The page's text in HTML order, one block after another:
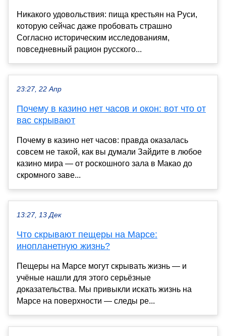
Никакого удовольствия: пища крестьян на Руси,
которую сейчас даже пробовать страшно
Согласно историческим исследованиям,
повседневный рацион русского...
23:27, 22 Апр
Почему в казино нет часов и окон: вот что от
вас скрывают
Почему в казино нет часов: правда оказалась
совсем не такой, как вы думали Зайдите в любое
казино мира — от роскошного зала в Макао до
скромного заве...
13:27, 13 Дек
Что скрывают пещеры на Марсе:
инопланетную жизнь?
Пещеры на Марсе могут скрывать жизнь — и
учёные нашли для этого серьёзные
доказательства. Мы привыкли искать жизнь на
Марсе на поверхности — следы ре...